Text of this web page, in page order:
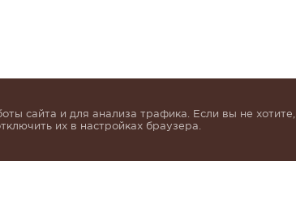
сайта и для анализа трафика. Если вы не хотите,
их в настройках браузера.